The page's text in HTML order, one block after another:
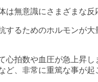
は無意識にさまざまな
するためのホルモンが
心拍数や血圧が急上昇
ど、非常に重篤な事が起